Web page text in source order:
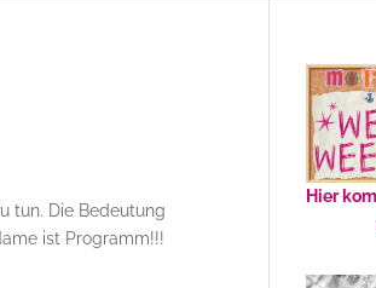
tun. Die Bedeutung
ist Programm!!!
Hier